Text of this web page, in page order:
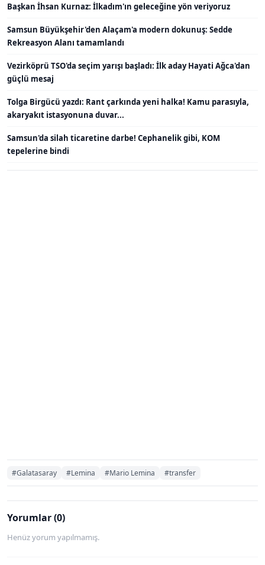
Başkan İhsan Kurnaz: İlkadım'ın geleceğine yön veriyoruz
Samsun Büyükşehir'den Alaçam'a modern dokunuş: Sedde
Rekreasyon Alanı tamamlandı
Vezirköprü TSO'da seçim yarışı başladı: İlk aday Hayati Ağca'dan
güçlü mesaj
Tolga Birgücü yazdı: Rant çarkında yeni halka! Kamu parasıyla,
akaryakıt istasyonuna duvar...
Samsun'da silah ticaretine darbe! Cephanelik gibi, KOM
tepelerine bindi
#Galatasaray #Lemina #Mario Lemina #transfer
Yorumlar (0)
Henüz yorum yapılmamış.